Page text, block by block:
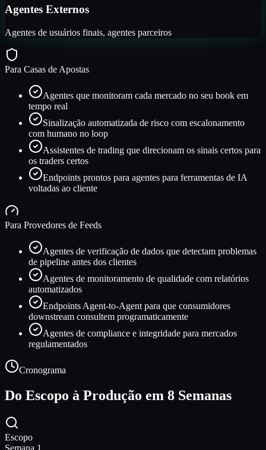
Agentes Externos
Agentes de usuários finais, agentes parceiros
Para Casas de Apostas
Agentes que monitoram cada mercado no seu book em
tempo real
Sinalização automatizada de risco com escalonamento
com humano no loop
Assistentes de trading que direcionam os sinais certos para
os traders certos
Endpoints prontos para agentes para ferramentas de IA
voltadas ao cliente
Para Provedores de Feeds
Agentes de verificação de dados que detectam problemas
de pipeline antes dos clientes
Agentes de monitoramento de qualidade com relatórios
automatizados
Endpoints Agent-to-Agent para que consumidores
downstream consultem programaticamente
Agentes de compliance e integridade para mercados
regulamentados
Cronograma
Do Escopo à Produção em 8 Semanas
Escopo
Semana 1